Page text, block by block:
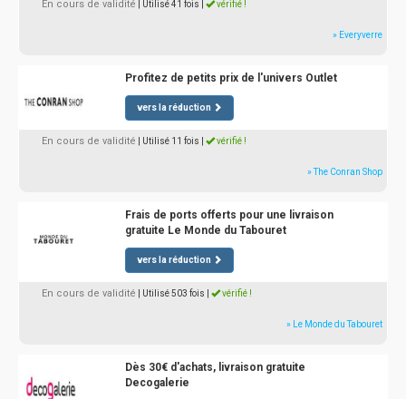
En cours de validité | Utilisé 41 fois vérifié !
» Everyverre
Profitez de petits prix de l'univers Outlet
vers la réduction
En cours de validité | Utilisé 11 fois vérifié !
» The Conran Shop
Frais de ports offerts pour une livraison
gratuite Le Monde du Tabouret
vers la réduction
En cours de validité | Utilisé 503 fois vérifié !
» Le Monde du Tabouret
Dès 30€ d'achats, livraison gratuite
Decogalerie